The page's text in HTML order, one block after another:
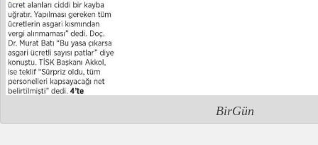
BirGün